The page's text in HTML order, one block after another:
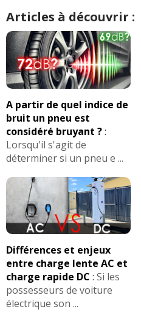
Articles à découvrir :
A partir de quel indice de
bruit un pneu est
considéré bruyant ?:
Lorsqu'il s'agit de
déterminer si un pneu e ...
Différences et enjeux
entre charge lente AC et
charge rapide DC : Si les
possesseurs de voiture
électrique son ...